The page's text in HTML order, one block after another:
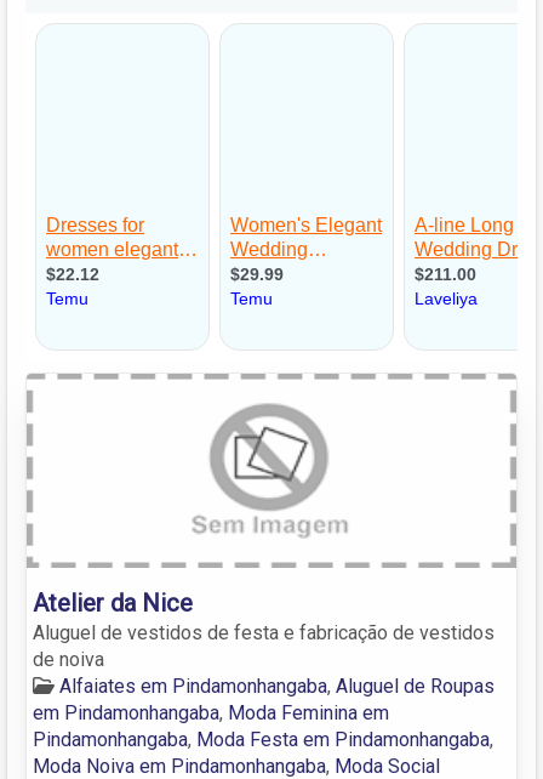
Atelier da Nice
Aluguel de vestidos de festa e fabricação de vestidos
de noiva
Alfaiates em Pindamonhangaba, Aluguel de Roupas
em Pindamonhangaba, Moda Feminina em
Pindamonhangaba, Moda Festa em Pindamonhangaba,
Moda Noiva em Pindamonhangaba, Moda Social